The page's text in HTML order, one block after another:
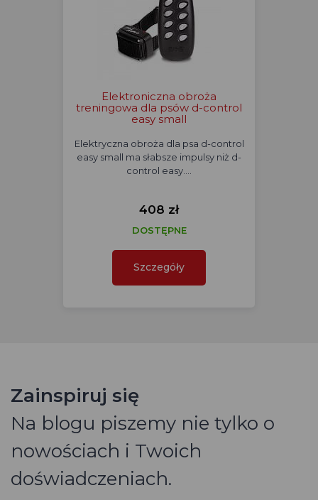
Elektroniczna obroża
treningowa dla psów d-control
easy small
Elektryczna obroża dla psa d-control
easy small ma słabsze impulsy niż d-
control easy.…
408 zł
DOSTĘPNE
Szczegóły
Zainspiruj się
Na blogu piszemy nie tylko o
nowościach i Twoich
doświadczeniach.